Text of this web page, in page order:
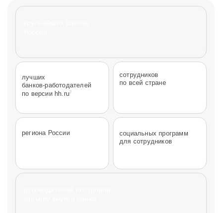
лучших
банков-работодателей
по версии hh.ru2
сотрудников
по всей стране
региона России
социальных программ
для сотрудников